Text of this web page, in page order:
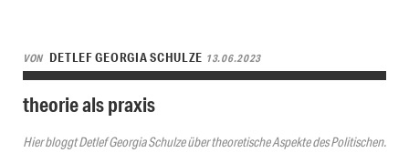
VON DETLEF GEORGIA SCHULZE 13.06.2023
theorie als praxis
Hier bloggt Detlef Georgia Schulze über theoretische Aspekte des Politischen.